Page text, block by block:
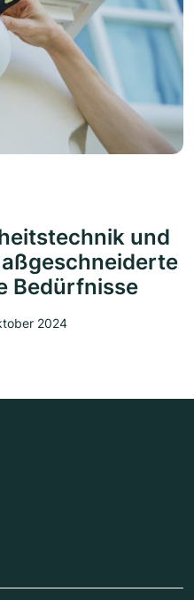
und
Bedürfnisse
2024